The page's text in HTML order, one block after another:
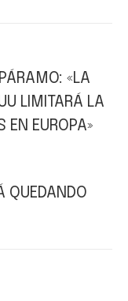
«LA
LIMITARÁ LA
EN EUROPA»
QUEDANDO